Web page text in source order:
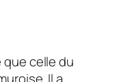
celle du
Il a